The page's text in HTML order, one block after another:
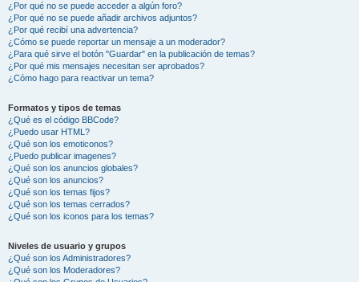
¿Por qué no se puede acceder a algún foro?
¿Por qué no se puede añadir archivos adjuntos?
¿Por qué recibí una advertencia?
¿Cómo se puede reportar un mensaje a un moderador?
¿Para qué sirve el botón "Guardar" en la publicación de temas?
¿Por qué mis mensajes necesitan ser aprobados?
¿Cómo hago para reactivar un tema?
Formatos y tipos de temas
¿Qué es el código BBCode?
¿Puedo usar HTML?
¿Qué son los emoticonos?
¿Puedo publicar imagenes?
¿Qué son los anuncios globales?
¿Qué son los anuncios?
¿Qué son los temas fijos?
¿Qué son los temas cerrados?
¿Qué son los iconos para los temas?
Niveles de usuario y grupos
¿Qué son los Administradores?
¿Qué son los Moderadores?